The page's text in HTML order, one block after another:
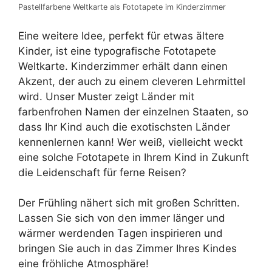
Pastellfarbene Weltkarte als Fototapete im Kinderzimmer
Eine weitere Idee, perfekt für etwas ältere
Kinder, ist eine typografische Fototapete
Weltkarte. Kinderzimmer erhält dann einen
Akzent, der auch zu einem cleveren Lehrmittel
wird. Unser Muster zeigt Länder mit
farbenfrohen Namen der einzelnen Staaten, so
dass Ihr Kind auch die exotischsten Länder
kennenlernen kann! Wer weiß, vielleicht weckt
eine solche Fototapete in Ihrem Kind in Zukunft
die Leidenschaft für ferne Reisen?
Der Frühling nähert sich mit großen Schritten.
Lassen Sie sich von den immer länger und
wärmer werdenden Tagen inspirieren und
bringen Sie auch in das Zimmer Ihres Kindes
eine fröhliche Atmosphäre!